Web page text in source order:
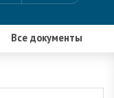
Все документы